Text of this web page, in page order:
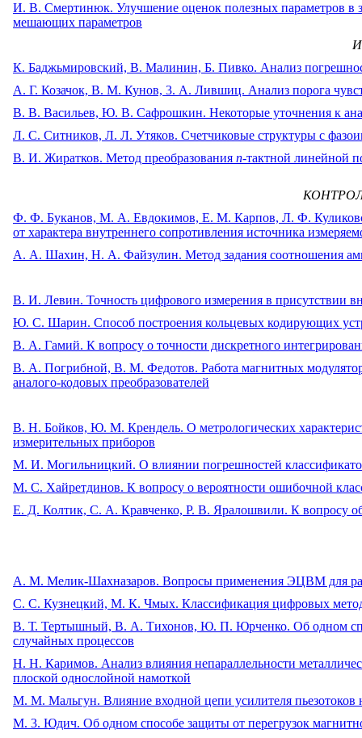
И. В. Смертинюк. Улучшение оценок полезных параметров в
мешающих параметров
К. Баджьмировский, В. Малинин, Б. Пивко. Анализ
А. Г. Козачок, В. М. Кунов, 3. А. Лившиц. Анализ порога
В. В. Васильев, Ю. В. Сафрошкин. Некоторые уточнения к
Л. С. Ситников, Л. Л. Утяков. Счетчиковые структуры с
В. И. Жиратков. Метод преобразования n-тактной линейной
Ф. Ф. Буканов, М. А. Евдокимов, Е. М. Карпов, Л. Ф.
от характера внутреннего сопротивления источника
A. А. Шахин, Н. А. Файзулин. Метод задания соотношения
B. И. Левин. Точность цифрового измерения в присутствии
Ю. С. Шарин. Способ построения кольцевых кодирующих
В. А. Гамий. К вопросу о точности дискретного
B. А. Погрибной, В. М. Федотов. Работа магнитных
аналого-кодовых преобразователей
В. Н. Бойков, Ю. М. Крендель. О метрологических
измерительных приборов
М. И. Могильницкий. О влиянии погрешностей
М. С. Хайретдинов. К вопросу о вероятности ошибочной
Е. Д. Колтик, С. А. Кравченко, Р. В. Яралошвили. К вопросу об
А. М. Мелик-Шахназаров. Вопросы применения ЭЦВМ для
C. С. Кузнецкий, М. К. Чмых. Классификация цифровых
В. Т. Тертышный, В. А. Тихонов, Ю. П. Юрченко. Об одном
случайных процессов
Н. Н. Каримов. Анализ влияния непараллельности
плоской однослойной намоткой
М. М. Мальгун. Влияние входной цепи усилителя пьезотоков
М. 3. Юдич. Об одном способе защиты от перегрузок